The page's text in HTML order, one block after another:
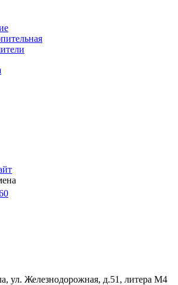
ул. Железнодорожная, д.51, литера М4